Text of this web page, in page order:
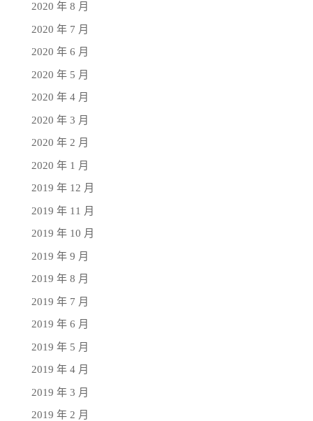
2020 年 8 月
2020 年 7 月
2020 年 6 月
2020 年 5 月
2020 年 4 月
2020 年 3 月
2020 年 2 月
2020 年 1 月
2019 年 12 月
2019 年 11 月
2019 年 10 月
2019 年 9 月
2019 年 8 月
2019 年 7 月
2019 年 6 月
2019 年 5 月
2019 年 4 月
2019 年 3 月
2019 年 2 月